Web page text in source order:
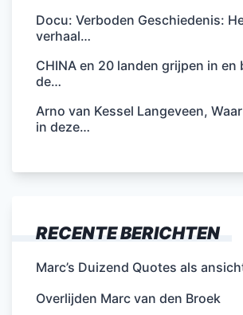
Docu: Verboden Geschiedenis:
verhaal…
CHINA en 20 landen grijpen in en
de…
Arno van Kessel Langeveen,
in deze…
RECENTE BERICHTEN
Marc’s Duizend Quotes als
Overlijden Marc van den Broek